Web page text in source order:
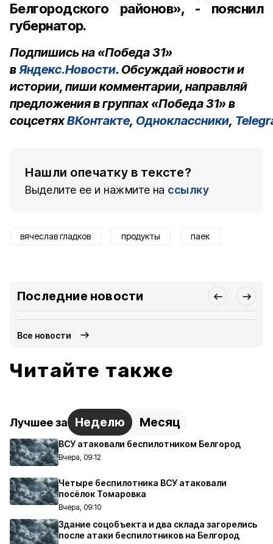
Белгородского районов», - пояснил
губернатор.
Подпишись на «Победа 31»
вЯндекс.Новости. Обсуждай новости и
истории, пиши комментарии, направляй
предложения в группах «Победа 31» в
соцсетяхВКонтакте, Одноклассники,
Нашли опечатку в тексте?
Выделите ее и нажмите на ссылку
вячеслав гладков продукты паек
Последние новости
Все новости
Читайте также
Лучшее за Неделю Месяц
ВСУ атаковали беспилотником Белгород
Вчера, 09:12
Четыре беспилотника ВСУ атаковали
посёлок Томаровка
Вчера, 09:10
Здание соцобъекта и два склада загорелись
после атаки беспилотников на Белгород